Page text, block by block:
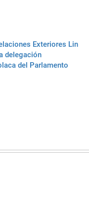
Exteriores Lin
delegación
del Parlamento